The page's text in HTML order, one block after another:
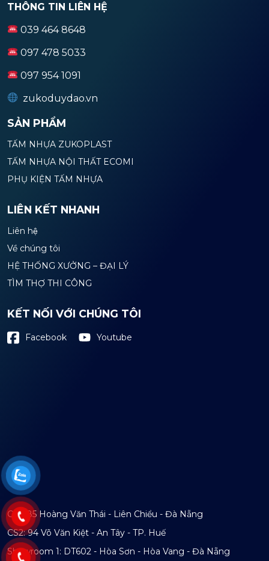
THÔNG TIN LIÊN HỆ
039 464 8648
097 478 5033
097 954 1091
zukoduydao.vn
SẢN PHẨM
TẤM NHỰA ZUKOPLAST
TẤM NHỰA NỘI THẤT ECOMI
PHỤ KIỆN TẤM NHỰA
LIÊN KẾT NHANH
Liên hệ
Về chúng tôi
HỆ THỐNG XƯỞNG – ĐẠI LÝ
TÌM THỢ THI CÔNG
KẾT NỐI VỚI CHÚNG TÔI
Facebook Youtube
CS1: 85 Hoàng Văn Thái - Liên Chiểu - Đà Nẵng
CS2: 94 Võ Văn Kiệt - An Tây - TP. Huế
Showroom 1: DT602 - Hòa Sơn - Hòa Vang - Đà Nẵng